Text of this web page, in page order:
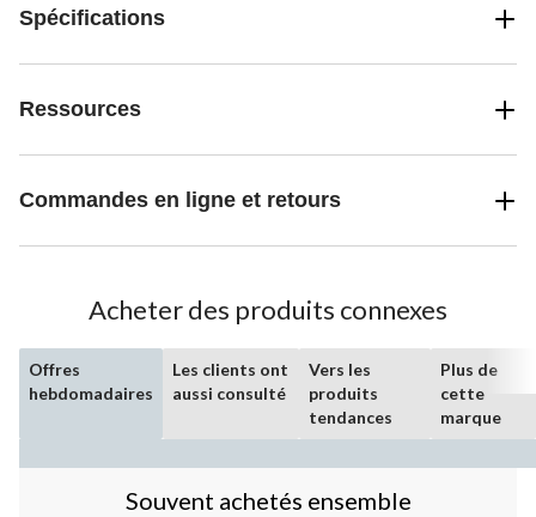
Spécifications
Ressources
Commandes en ligne et retours
Acheter des produits connexes
Offres
hebdomadaires
Les clients ont
aussi consulté
Vers les
produits
tendances
Plus de
cette
marque
Souvent achetés ensemble